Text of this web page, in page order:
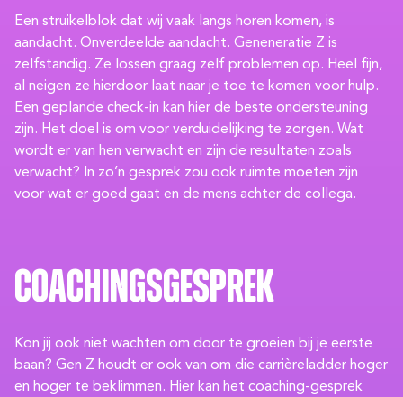
Een struikelblok dat wij vaak langs horen komen, is
aandacht. Onverdeelde aandacht. Geneneratie Z is
zelfstandig. Ze lossen graag zelf problemen op. Heel fijn,
al neigen ze hierdoor laat naar je toe te komen voor hulp.
Een geplande check-in kan hier de beste ondersteuning
zijn. Het doel is om voor verduidelijking te zorgen. Wat
wordt er van hen verwacht en zijn de resultaten zoals
verwacht? In zo’n gesprek zou ook ruimte moeten zijn
voor wat er goed gaat en de mens achter de collega.
Coachingsgesprek
Kon jij ook niet wachten om door te groeien bij je eerste
baan? Gen Z houdt er ook van om die carrièreladder hoger
en hoger te beklimmen. Hier kan het coaching-gesprek